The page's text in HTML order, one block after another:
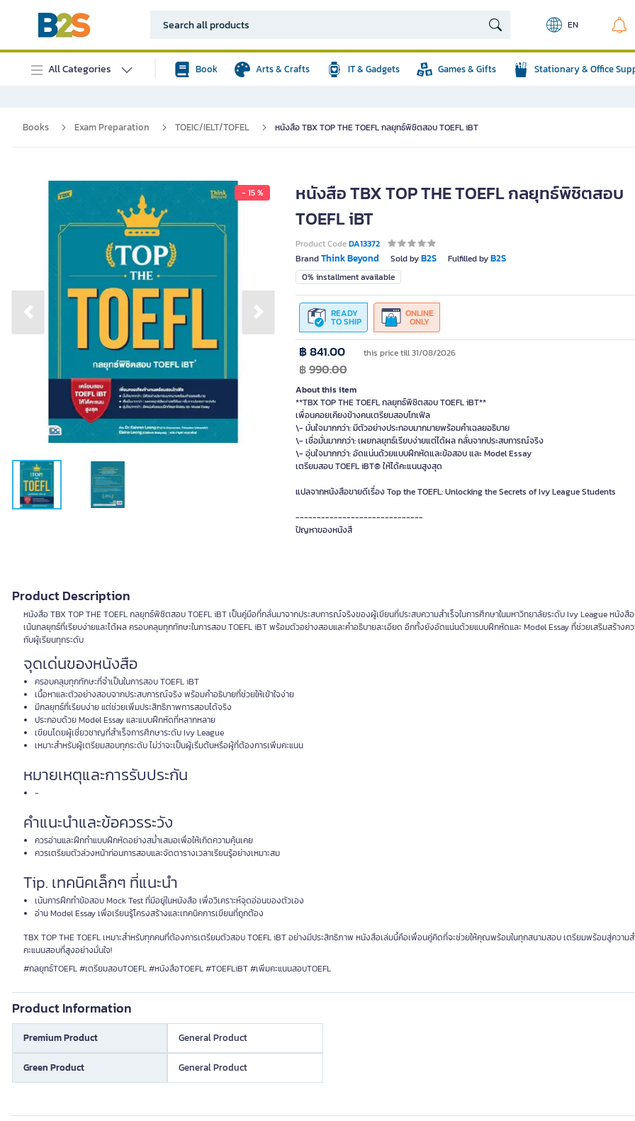
EN
All Categories Book Arts & Crafts IT & Gadgets Games & Gifts Stationary & Office
Books Exam Preparation TOEIC/IELT/TOFEL หนังสือ TBX TOP THE TOEFL กลยุทธ์พิชิตสอบ TOEFL iBT
- 15 %
Previous slide Next slide
หนังสือ TBX TOP THE TOEFL กลยุทธ์พิชิตสอบ
TOEFL iBT
Product CodeDA13372
BrandThink Beyond Sold byB2S Fulfilled byB2S
0% installment available
READY
TO SHIP
ONLINE
ONLY
฿ 841.00 this price till 31/08/2026
฿990.00
About this item
**TBX TOP THE TOEFL กลยุทธ์พิชิตสอบ TOEFL iBT**
เพื่อนคอยเคียงข้างคนเตรียมสอบโทเฟิล
\- มั่นใจมากกว่า: มีตัวอย่างประกอบมากมายพร้อมคำเฉลยอธิบาย
\- เชื่อมั่นมากกว่า: เผยกลยุทธ์เรียบง่ายแต่ได้ผล กลั่นจากประสบการณ์จริง
\- อุ่นใจมากกว่า: อัดแน่นด้วยแบบฝึกหัดและข้อสอบ และ Model Essay
เตรียมสอบ TOEFL iBT® ให้ได้คะแนนสูงสุด
แปลจากหนังสือขายดีเรื่อง Top the TOEFL: Unlocking the Secrets of Ivy League Students
------------------------------
ปัญหาของหนังสื
Product Description
หนังสือ TBX TOP THE TOEFL กลยุทธ์พิชิตสอบ TOEFL iBT เป็นคู่มือที่กลั่นมาจากประสบการณ์จริงของผู้เขียนที่ประสบความสำเร็จในการศึกษาในมหาวิทยาลัยระดับ Ivy League หนังสื
เน้นกลยุทธ์ที่เรียบง่ายและได้ผล ครอบคลุมทุกทักษะในการสอบ TOEFL iBT พร้อมตัวอย่างสอบและคำอธิบายละเอียด อีกทั้งยังอัดแน่นด้วยแบบฝึกหัดและ Model Essay ที่ช่วยเสริมสร้างคว
กับผู้เรียนทุกระดับ
จุดเด่นของหนังสือ
ครอบคลุมทุกทักษะที่จำเป็นในการสอบ TOEFL iBT
เนื้อหาและตัวอย่างสอบจากประสบการณ์จริง พร้อมคำอธิบายที่ช่วยให้เข้าใจง่าย
มีกลยุทธ์ที่เรียบง่าย แต่ช่วยเพิ่มประสิทธิภาพการสอบได้จริง
ประกอบด้วย Model Essay และแบบฝึกหัดที่หลากหลาย
เขียนโดยผู้เชี่ยวชาญที่สำเร็จการศึกษาระดับ Ivy League
เหมาะสำหรับผู้เตรียมสอบทุกระดับ ไม่ว่าจะเป็นผู้เริ่มต้นหรือผู้ที่ต้องการเพิ่มคะแนน
หมายเหตุและการรับประกัน
-
คำแนะนำและข้อควรระวัง
ควรอ่านและฝึกทำแบบฝึกหัดอย่างสม่ำเสมอเพื่อให้เกิดความคุ้นเคย
ควรเตรียมตัวล่วงหน้าก่อนการสอบและจัดตารางเวลาเรียนรู้อย่างเหมาะสม
Tip. เทคนิคเล็กๆ ที่แนะนำ
เน้นการฝึกทำข้อสอบ Mock Test ที่มีอยู่ในหนังสือ เพื่อวิเคราะห์จุดอ่อนของตัวเอง
อ่าน Model Essay เพื่อเรียนรู้โครงสร้างและเทคนิคการเขียนที่ถูกต้อง
TBX TOP THE TOEFL เหมาะสำหรับทุกคนที่ต้องการเตรียมตัวสอบ TOEFL iBT อย่างมีประสิทธิภาพ หนังสือเล่มนี้คือเพื่อนคู่คิดที่จะช่วยให้คุณพร้อมในทุกสนามสอบ เตรียมพร้อมสู่ความส
คะแนนสอบที่สูงอย่างมั่นใจ!
#กลยุทธ์TOEFL #เตรียมสอบTOEFL #หนังสือTOEFL #TOEFLiBT #เพิ่มคะแนนสอบTOEFL
Product Information
Premium Product General Product
Green Product General Product